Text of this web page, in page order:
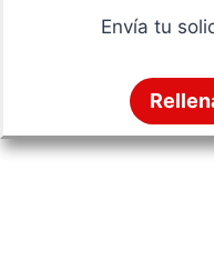
Envía tu